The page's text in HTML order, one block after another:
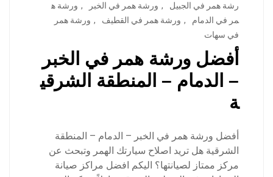
رشة همر في الجبيل
, ورشة همر في الخبر , ورشة ه
مر في الدمام
, ورشة همر في القطيف , ورشة همر
في سهات
أفضل ورشة همر في الخبر
– الدمام – المنطقة الشرقي
ة
أفضل ورشة همر في الخبر – الدمام – المنطقة
الشرقية هل تريد اصلاح سيارتك الهمر وتبحث عن
مركز ممتاز لصيانتها؟ اليكم افضل مراكز صيانة